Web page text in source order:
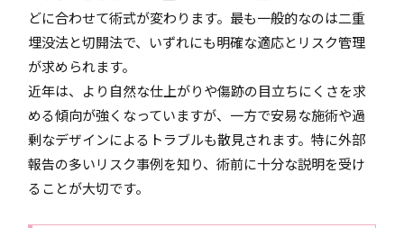
どに合わせて術式が変わります。最も一般的なのは二重
埋没法と切開法で、いずれにも明確な適応とリスク管理
が求められます。
近年は、より自然な仕上がりや傷跡の目立ちにくさを求
める傾向が強くなっていますが、一方で安易な施術や過
剰なデザインによるトラブルも散見されます。特に外部
報告の多いリスク事例を知り、術前に十分な説明を受け
ることが大切です。